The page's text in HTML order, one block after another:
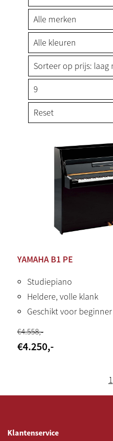
YAMAHA B1 PE
Studiepiano
Heldere, volle klank
Geschikt voor beginner
€4.558,-
€4.250,-
1
Reset
Klantenservice